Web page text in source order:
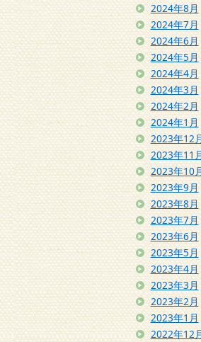
2024年8月
2024年7月
2024年6月
2024年5月
2024年4月
2024年3月
2024年2月
2024年1月
2023年12
2023年11
2023年10
2023年9月
2023年8月
2023年7月
2023年6月
2023年5月
2023年4月
2023年3月
2023年2月
2023年1月
2022年12